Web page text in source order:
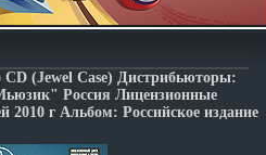
(Jewel Case) Дистрибьюторы:
Россия Лицензионные
2010 г Альбом: Российское издание